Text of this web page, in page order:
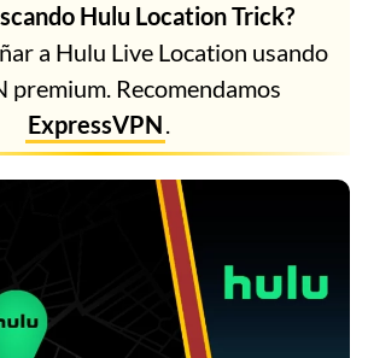
Hulu Location Trick?
a Hulu Live Location usando
premium. Recomendamos
ExpressVPN.